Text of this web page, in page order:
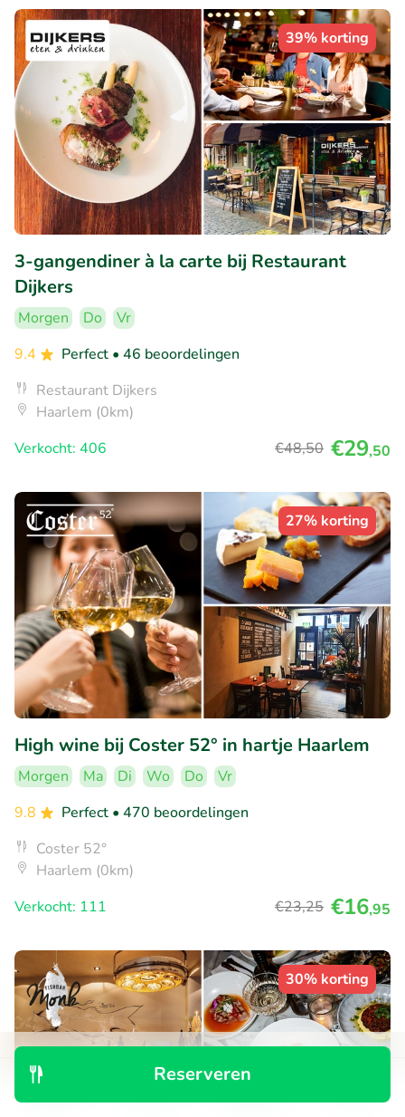
Reserveren
39% korting
3-gangendiner à la carte bij Restaurant
Dijkers
Morgen Do
Vr
9.4
Perfect • 46 beoordelingen
Restaurant Dijkers
Haarlem (0km)
Verkocht: 406
€48,50 €29,50
27% korting
High wine bij Coster 52° in hartje Haarlem
Morgen Ma Di Wo Do
Vr
9.8
Perfect • 470 beoordelingen
Coster 52°
Haarlem (0km)
Verkocht: 111
€23,25 €16,95
30% korting